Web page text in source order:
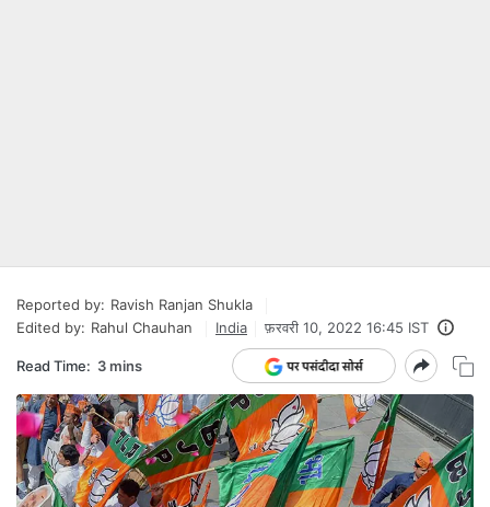
Reported by: Ravish Ranjan Shukla
Edited by: Rahul Chauhan India फ़रवरी 10, 2022 16:45 IST
Read Time: 3 mins